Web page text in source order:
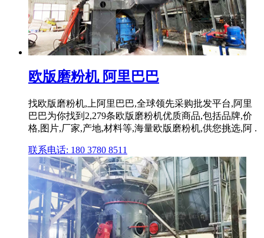
欧版磨粉机 阿里巴巴
找欧版磨粉机,上阿里巴巴,全球领先采购批发平台,阿里
巴巴为你找到2,279条欧版磨粉机优质商品,包括品牌,价
格,图片,厂家,产地,材料等,海量欧版磨粉机,供您挑选,阿 .
联系电话: 180 3780 8511